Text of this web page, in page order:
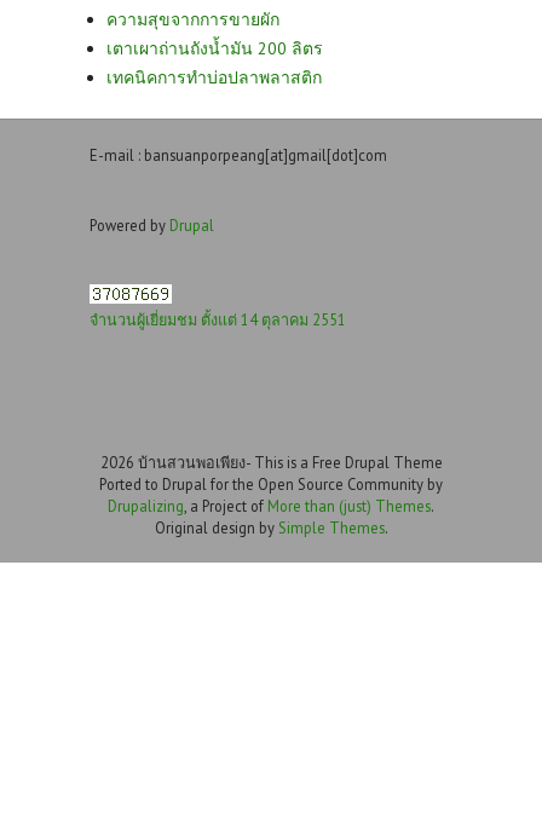
ความสุขจากการขายผัก
เตาเผาถ่านถังน้ำมัน 200 ลิตร
เทคนิคการทำบ่อปลาพลาสติก
E-mail : bansuanporpeang[at]gmail[dot]com
Powered by Drupal
จำนวนผู้เยี่ยมชม ตั้งแต่ 14 ตุลาคม 2551
2026 บ้านสวนพอเพียง- This is a Free Drupal Theme
Ported to Drupal for the Open Source Community by
Drupalizing , a Project of More than (just) Themes.
Original design by Simple Themes.